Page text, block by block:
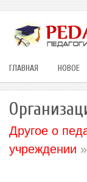
ГЛАВНАЯ НОВОЕ
Другое о
учреждении